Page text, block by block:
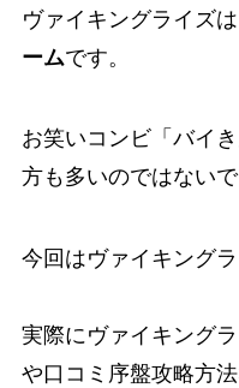
ヴァイキングライズは
ームです。
お笑いコンビ「バイ
方も多いのではない
今回はヴァイキング
実際にヴァイキング
や口コミ 序盤攻略方